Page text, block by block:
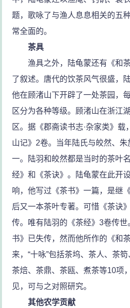
题，歌咏了与渔人息息相关的五
常全面的。
茶具
渔具之外，陆龟蒙还有《和茶
了叙述。唐代的饮茶风气很盛，
他在顾渚山下开辟了一处茶园，
区分为各种等级。顾渚山在浙江
区。据《郡斋读书志·杂家类》
山记》2卷。当年陆氏与皎然、
一。陆羽和皎然都是当时的茶叶
经》和《茶诀》。陆龟蒙在此开
响，他写过《茶书》一篇，是继
后又一本茶叶专著。可惜《茶诀
传。唯有陆羽的《茶经》3卷传
书》已失传，然而他所作的《和
来，“十咏”包括茶坞、茶人、茶
茶焙、茶鼎、茶瓯、煮茶等10项
见，可与之对照研究。
其他农学贡献